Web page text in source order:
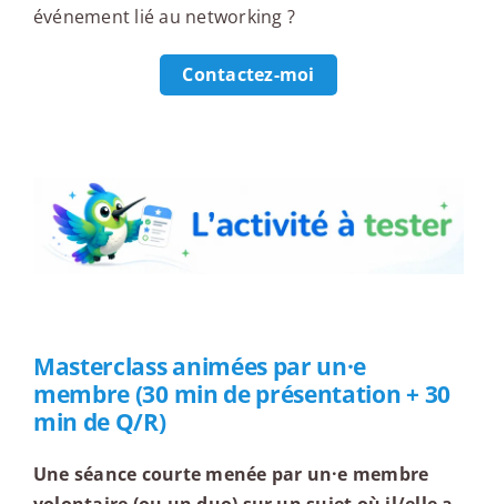
événement lié au networking ?
Contactez-moi
Masterclass animées par un·e
membre (30 min de présentation + 30
min de Q/R)
Une séance courte menée par un·e membre